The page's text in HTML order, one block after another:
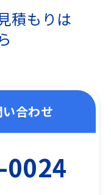
積もりは
合わせ